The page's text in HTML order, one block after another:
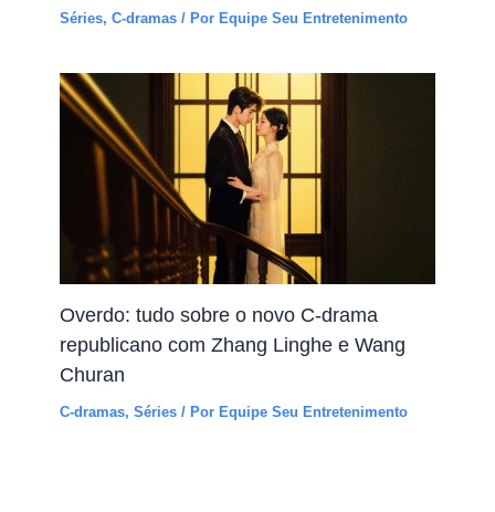
Séries,C-dramas / Por Equipe Seu Entretenimento
Overdo: tudo sobre o novo C-drama
republicano com Zhang Linghe e Wang
Churan
C-dramas,Séries / Por Equipe Seu Entretenimento